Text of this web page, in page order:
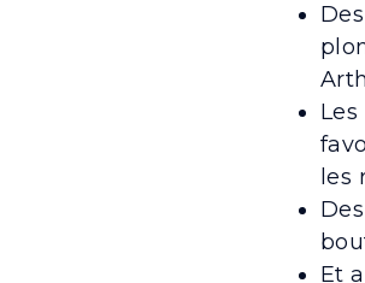
Des
Les
les
Des
Et